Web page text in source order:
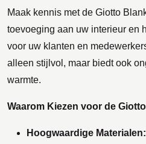
Maak kennis met de Giotto
toevoeging aan uw interieur en
voor uw klanten en
alleen stijlvol, maar biedt ook
warmte.
Waarom Kiezen voor de
Hoogwaardige Materialen: